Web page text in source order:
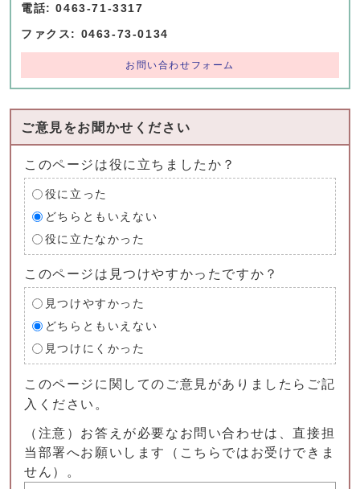
電話: 0463-71-3317
ファクス: 0463-73-0134
お問い合わせフォーム
ご意見をお聞かせください
このページは役に立ちましたか？
役に立った
どちらともいえない
役に立たなかった
このページは見つけやすかったですか？
見つけやすかった
どちらともいえない
見つけにくかった
このページに関してのご意見がありましたらご記
入ください。
（注意）お答えが必要なお問い合わせは、直接担
当部署へお願いします（こちらではお受けできま
せん）。